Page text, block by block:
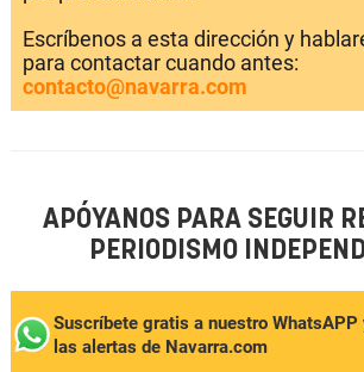
Escríbenos a esta dirección y
para contactar cuando antes:
contacto@navarra.com
APÓYANOS PARA SEGUIR
PERIODISMO
Suscríbete gratis a nuestro WhatsAPP
las alertas de Navarra.com